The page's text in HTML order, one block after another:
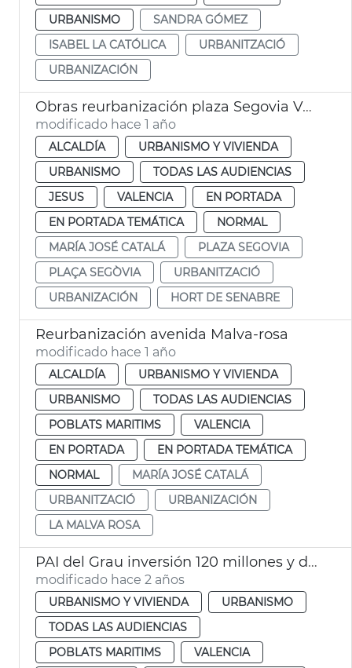
URBANISMO
SANDRA GÓMEZ
ISABEL LA CATÓLICA
URBANITZACIÓ
URBANIZACIÓN
Obras reurbanización plaza Segovia València
modificado hace 1 año
ALCALDÍA
URBANISMO Y VIVIENDA
URBANISMO
TODAS LAS AUDIENCIAS
JESUS
VALENCIA
EN PORTADA
EN PORTADA TEMÁTICA
NORMAL
MARÍA JOSÉ CATALÁ
PLAZA SEGOVIA
PLAÇA SEGÒVIA
URBANITZACIÓ
URBANIZACIÓN
HORT DE SENABRE
Reurbanización avenida Malva-rosa
modificado hace 1 año
ALCALDÍA
URBANISMO Y VIVIENDA
URBANISMO
TODAS LAS AUDIENCIAS
POBLATS MARITIMS
VALENCIA
EN PORTADA
EN PORTADA TEMÁTICA
NORMAL
MARÍA JOSÉ CATALÁ
URBANITZACIÓ
URBANIZACIÓN
LA MALVA ROSA
PAI del Grau inversión 120 millones y depuradora Pinedo
modificado hace 2 años
URBANISMO Y VIVIENDA
URBANISMO
TODAS LAS AUDIENCIAS
POBLATS MARITIMS
VALENCIA